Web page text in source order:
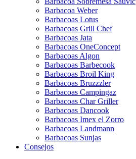
Barbacoa Weber
Barbacoas Lotus
Barbacoas Grill Chef
Barbacoas Jata
Barbacoas OneConcept
Barbacoas Algon
Barbacoas Barbecook
Barbacoas Broil King
Barbacoas Bruzzzler
Barbacoas Campingaz
Barbacoas Char Griller
Barbacoas Dancook
Barbacoas Imex el Zorro
Barbacoas Landmann
Barbacoas Sunjas
Consejos